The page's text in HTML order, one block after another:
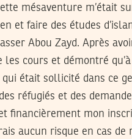
mésaventure m’était
et faire des études
Abou Zayd. Après
cours et démontré
était sollicité dans ce
réfugiés et des
financièrement mon
aucun risque en cas